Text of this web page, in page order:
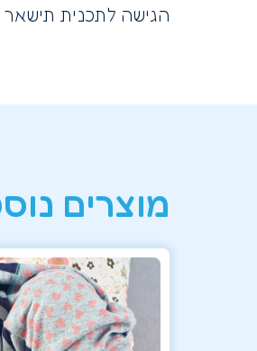
הגישה לתכנית
מוצרים